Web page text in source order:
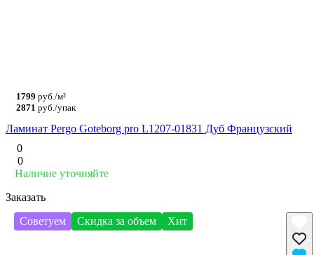
1799 руб./м²
2871 руб./упак
Ламинат Pergo Goteborg pro L1207-01831 Дуб Французский
0
0
Наличие уточняйте
Заказать
Советуем
Скидка за объем Хит